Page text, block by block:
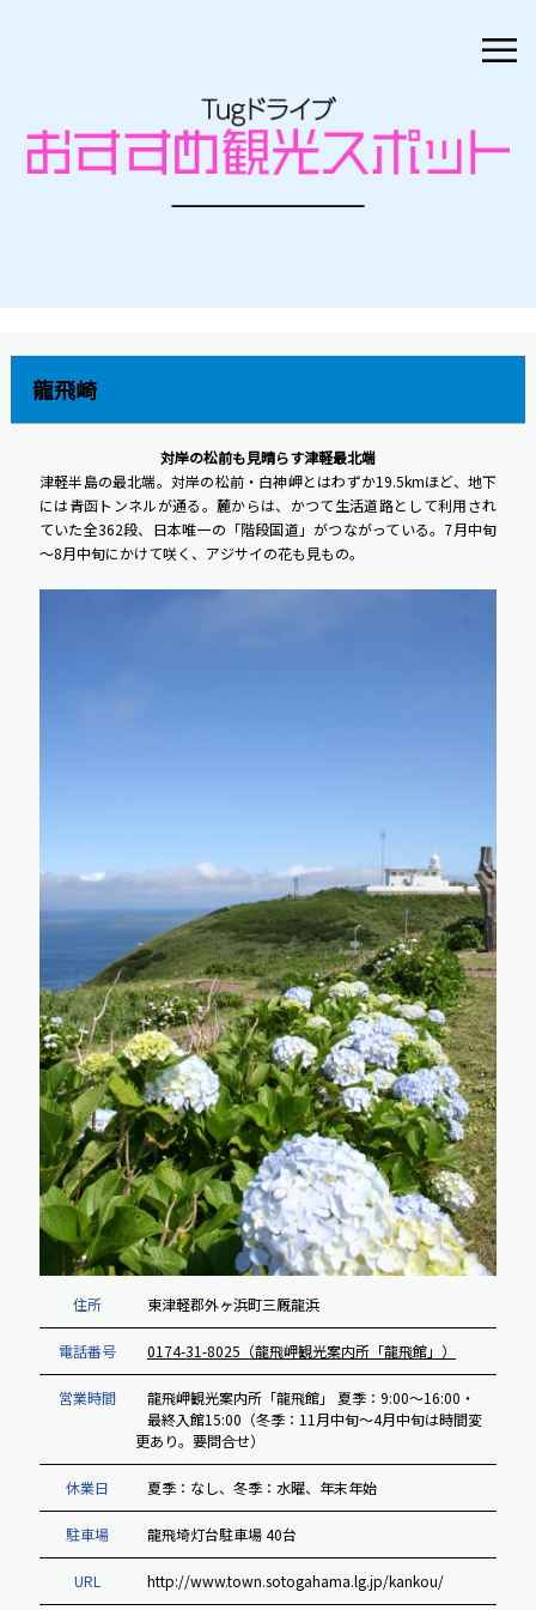
≡
龍飛崎
対岸の松前も見晴らす津軽最北端
津軽半島の最北端。対岸の松前・白神岬とはわずか19.5kmほど、地下
には青函トンネルが通る。麓からは、かつて生活道路として利用され
ていた全362段、日本唯一の「階段国道」がつながっている。7月中旬
～8月中旬にかけて咲く、アジサイの花も見もの。
住所 東津軽郡外ヶ浜町三厩龍浜
電話番号 0174-31-8025（龍飛岬観光案内所「龍飛館」）
営業時間
龍飛岬観光案内所「龍飛館」 夏季：9:00～16:00・
最終入館15:00（冬季：11月中旬～4月中旬は時間変
更あり。要問合せ）
休業日 夏季：なし、冬季：水曜、年末年始
駐車場 龍飛埼灯台駐車場 40台
URL http://www.town.sotogahama.lg.jp/kankou/